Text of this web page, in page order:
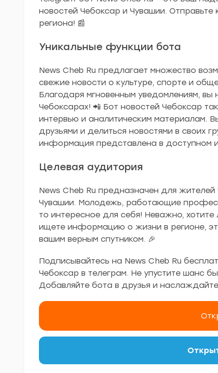
новостей Чебоксар и Чувашии. Отправьте
региона! 📰
Уникальные функции бота
News Cheb Ru предлагает множество
свежие новости о культуре, спорте и
Благодаря мгновенным уведомлениям,
Чебоксарах! 📲 Бот новостей Чебоксар
интервью и аналитическим материалам.
друзьями и делиться новостями в своих
информация представлена в доступном
Целевая аудитория
News Cheb Ru предназначен для
Чувашии. Молодежь, работающие
то интересное для себя! Неважно,
ищете информацию о жизни в регионе,
вашим верным спутником. 🎉
Подписывайтесь на News Cheb Ru
Чебоксар в телеграм. Не упустите шанс
Добавляйте бота в друзья и